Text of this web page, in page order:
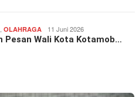
OLAHRAGA 11 Juni 2026
Pesan Wali Kota Kotamob…